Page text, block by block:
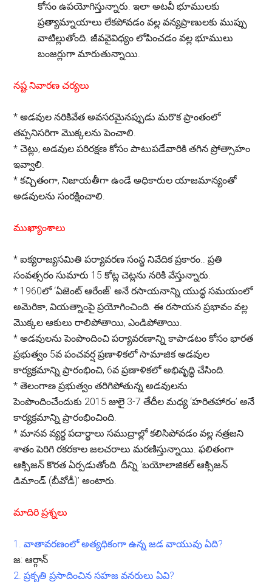
కోసం ఉపయోగిస్తున్నారు. ఇలా అటవీ భూములకు
ప్రత్యామ్నాయాలు లేకపోవడం వల్ల వన్యప్రాణులకు ముప్పు
వాటిల్లుతోంది. జీవవైవిధ్యం లోపించడం వల్ల భూములు
బంజర్లుగా మారుతున్నాయి.
నష్ట నివారణ చర్యలు
* అడవుల నరికివేత అవసరమైనప్పుడు మరొక ప్రాంతంలో
తప్పనిసరిగా మొక్కలను పెంచాలి.
* చెట్లు, అడవుల పరిరక్షణ కోసం పాటుపడేవారికి తగిన ప్రోత్సాహం
ఇవ్వాలి.
* కచ్చితంగా, నిజాయతీగా ఉండే అధికారుల యాజమాన్యంతో
అడవులను సంరక్షించాలి.
ముఖ్యాంశాలు
* ఐక్యరాజ్యసమితి పర్యావరణ సంస్థ నివేదిక ప్రకారం.. ప్రతి
సంవత్సరం సుమారు 15 కోట్ల చెట్లను నరికి వేస్తున్నారు.
* 1960లో ‘ఏజెంట్ ఆరేంజ్’ అనే రసాయనాన్ని యుద్ధ సమయంలో
అమెరికా, వియత్నాంపై ప్రయోగించింది. ఈ రసాయన ప్రభావం వల్ల
మొక్కల ఆకులు రాలిపోతాయి, ఎండిపోతాయి.
* అడవులను పెంపొందించి పర్యావరణాన్ని కాపాడటం కోసం భారత
ప్రభుత్వం 5వ పంచవర్ష ప్రణాళికలో సామాజిక అడవుల
కార్యక్రమాన్ని ప్రారంభించి, 6వ ప్రణాళికలో అభివృద్ధి చేసింది.
* తెలంగాణ ప్రభుత్వం తరిగిపోతున్న అడవులను
పెంపొందించేందుకు 2015 జులై 3-7 తేదీల మధ్య ‘హరితహారం’ అనే
కార్యక్రమాన్ని ప్రారంభించింది.
* మానవ వ్యర్థ పదార్థాలు సముద్రాల్లో కలిసిపోవడం వల్ల నత్రజని
శాతం పెరిగి రకరకాల జలచరాలు మరణిస్తున్నాయి. ఫలితంగా
ఆక్సిజన్ కొరత ఏర్పడుతోంది. దీన్ని ‘బయోలాజికల్ ఆక్సిజన్
డిమాండ్ (బీవోడీ)’ అంటారు.
మాదిరి ప్రశ్నలు
1. వాతావరణంలో అత్యధికంగా ఉన్న జడ వాయువు ఏది?
జ: ఆర్గాన్
2. ప్రకృతి ప్రసాదించిన సహజ వనరులు ఏవి?